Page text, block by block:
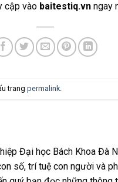
cập vào baitestiq.vn ngay
trangpermalink.
Đại học Bách Khoa Đà
số, trí tuệ con người và